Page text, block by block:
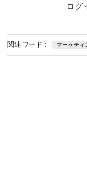
ログ
関連ワード： マーケティ